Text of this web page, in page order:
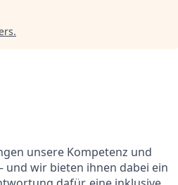
.
unsere Kompetenz und
und wir bieten ihnen dabei ein